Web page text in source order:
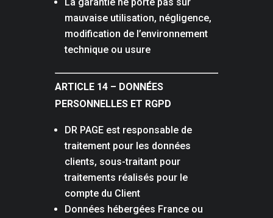
mauvaise utilisation, négligence,
modification de l’environnement
technique ou usure
ARTICLE 14 – DONNÉES
PERSONNELLES ET RGPD
DR PAGE est responsable de
traitement pour les données
clients, sous-traitant pour
traitements réalisés pour le
compte du Client
Données hébergées France ou